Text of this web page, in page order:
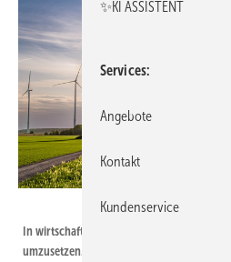
In wirtschaftlich angespannten Zeit gelingt
umzusetzen. Wenn sie dennoch realisiert
✨KI ASSISTENT
Services
Angebote
Kontakt
Kundenservice